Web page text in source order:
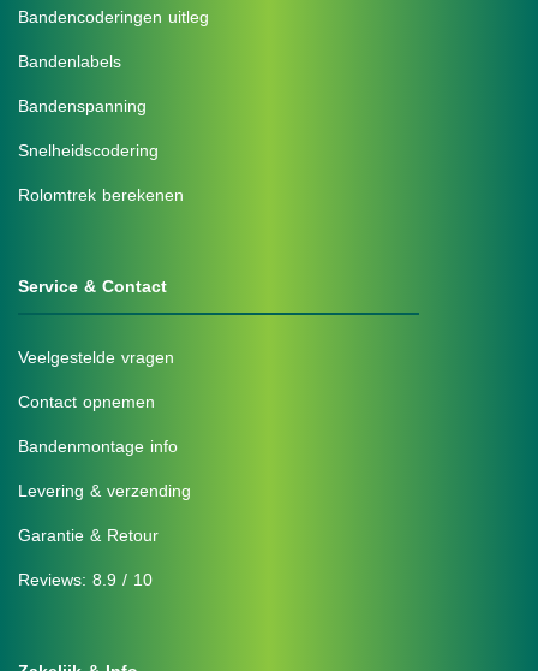
Bandencoderingen uitleg
Bandenlabels
Bandenspanning
Snelheidscodering
Rolomtrek berekenen
Service & Contact
Veelgestelde vragen
Contact opnemen
Bandenmontage info
Levering & verzending
Garantie & Retour
Reviews: 8.9 / 10